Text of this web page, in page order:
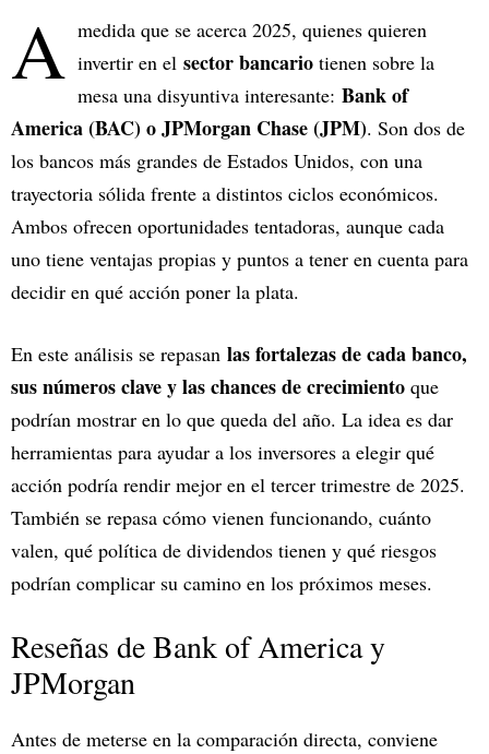
A medida que se acerca 2025, quienes quieren
invertir en el sector bancario tienen sobre la
mesa una disyuntiva interesante: Bank of
America (BAC) o JPMorgan Chase (JPM). Son dos de
los bancos más grandes de Estados Unidos, con una
trayectoria sólida frente a distintos ciclos económicos.
Ambos ofrecen oportunidades tentadoras, aunque cada
uno tiene ventajas propias y puntos a tener en cuenta para
decidir en qué acción poner la plata.
En este análisis se repasan las fortalezas de cada banco,
sus números clave y las chances de crecimiento que
podrían mostrar en lo que queda del año. La idea es dar
herramientas para ayudar a los inversores a elegir qué
acción podría rendir mejor en el tercer trimestre de 2025.
También se repasa cómo vienen funcionando, cuánto
valen, qué política de dividendos tienen y qué riesgos
podrían complicar su camino en los próximos meses.
Reseñas de Bank of America y
JPMorgan
Antes de meterse en la comparación directa, conviene